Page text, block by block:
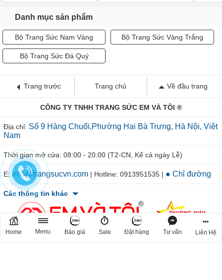
Danh mục sản phẩm
Bộ Trang Sức Nam Vàng Bộ Trang Sức Vàng Trắng
Bộ Trang Sức Đá Quý
Trang trước Trang chủ Về đầu trang
CÔNG TY TNHH TRANG SỨC EM VÀ TÔI ®
Địa chỉ: Số 9 Hàng Chuối,Phường Hai Bà Trưng, Hà Nội, Việt
Nam
Thời gian mở cửa: 08:00 - 20:00 (T2-CN, Kể cả ngày Lễ)
E: info@trangsucvn.com | Hotline: 0913951535 | ● Chỉ đường
Các thông tin khác
Home Menu Báo giá Sale Đặt hàng Tư vấn
•••
Liên Hệ